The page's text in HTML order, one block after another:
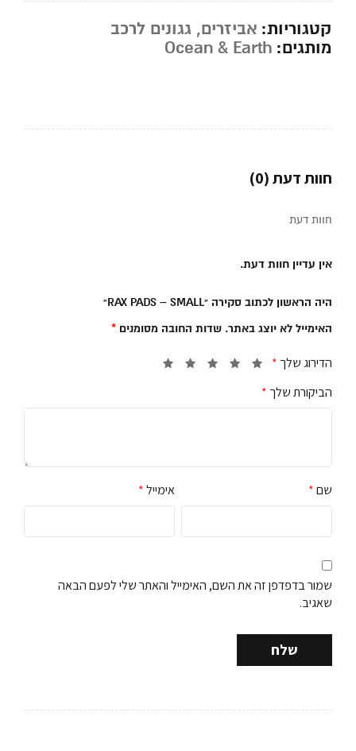
קטגוריות: אביזרים, גגונים לרכב
מותגים: Ocean & Earth
חוות דעת (0)
חוות דעת
אין עדיין חוות דעת.
היה הראשון לכתוב סקירה “RAX PADS – SMALL”
האימייל לא יוצג באתר. שדות החובה מסומנים *
הדירוג שלך *
הביקורת שלך *
שם* אימייל*
שמור בדפדפן זה את השם, האימייל והאתר שלי לפעם הבאה
שאגיב.